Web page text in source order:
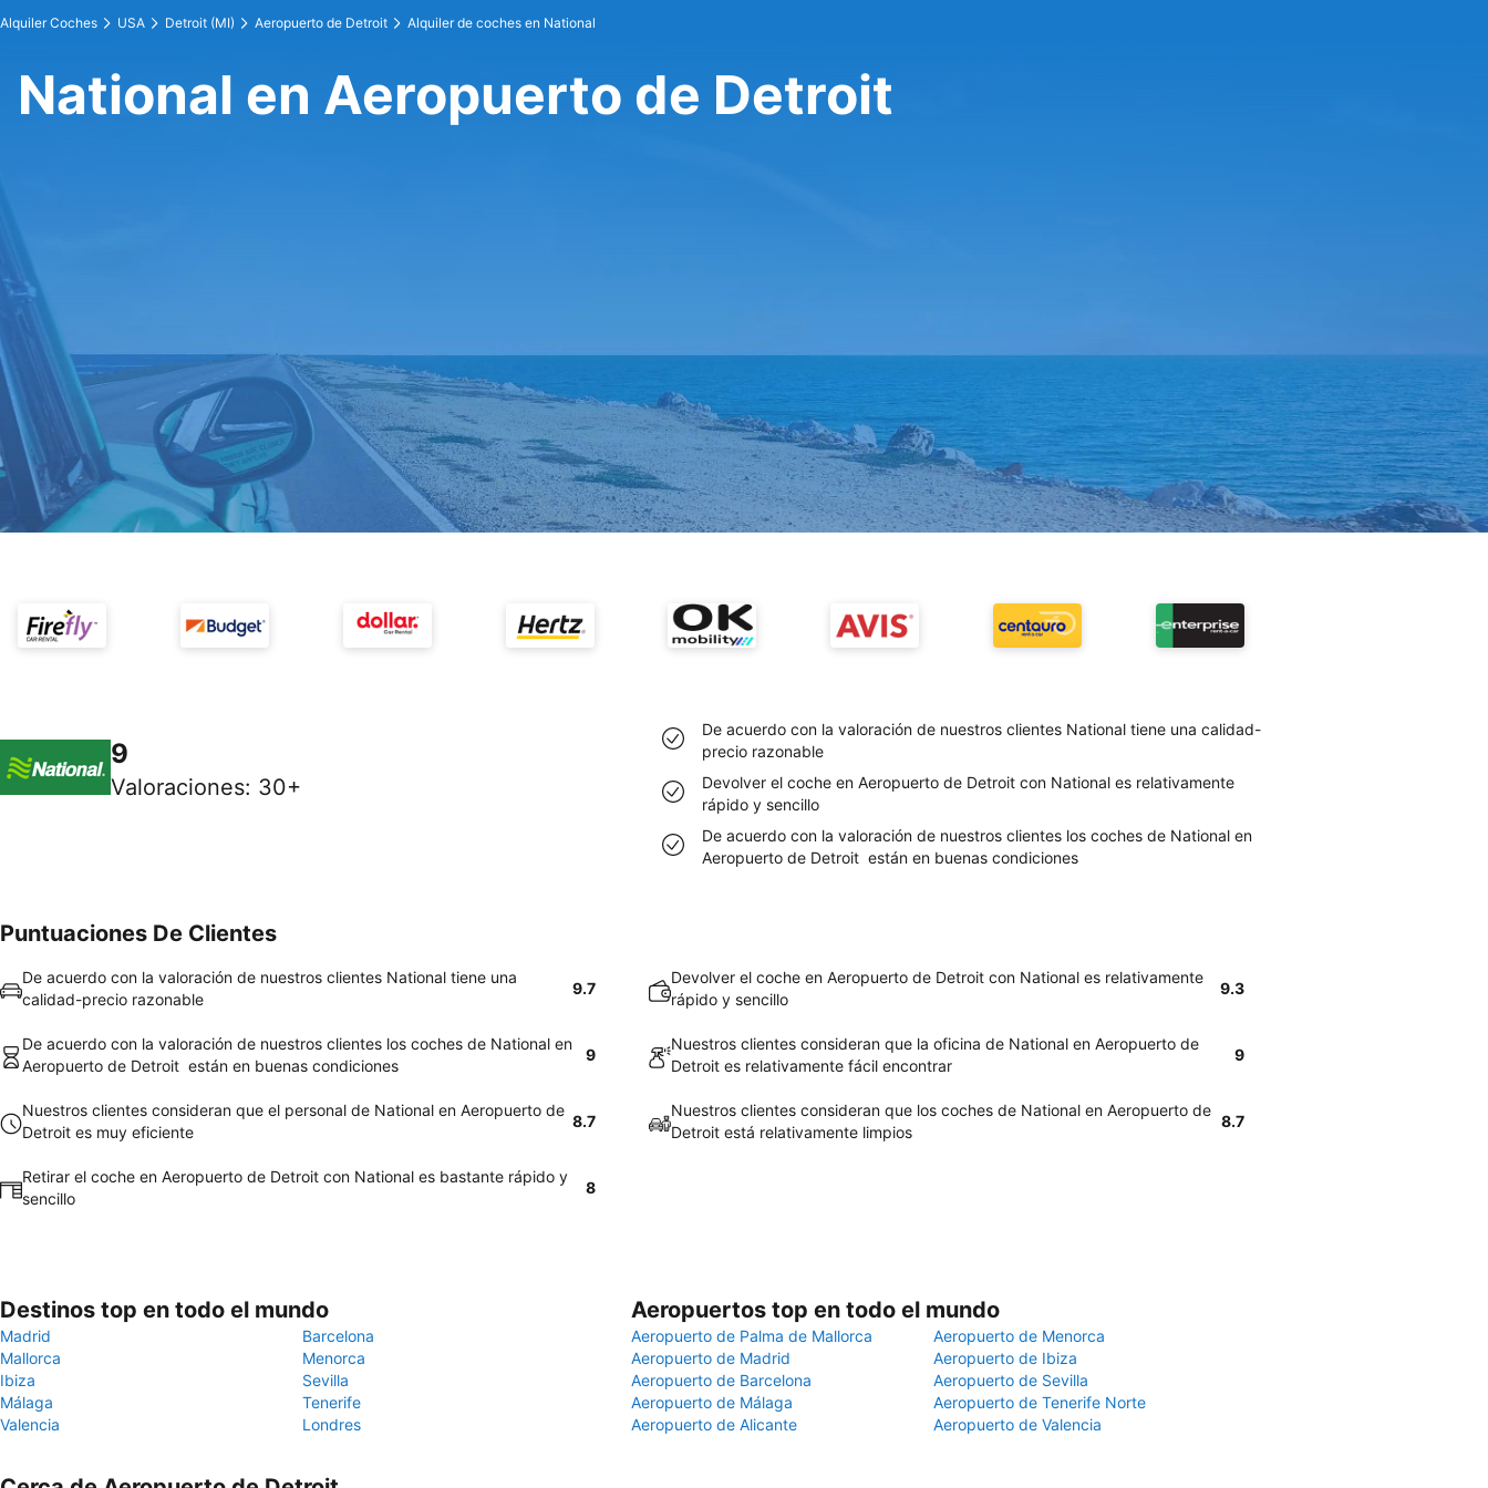
Alquiler Coches USA Detroit (MI) Aeropuerto de Detroit Alquiler de coches en National
National en Aeropuerto de Detroit
9
Valoraciones: 30+
De acuerdo con la valoración de nuestros clientes National tiene una calidad-
precio razonable
Devolver el coche en Aeropuerto de Detroit con National es relativamente
rápido y sencillo
De acuerdo con la valoración de nuestros clientes los coches de National en
Aeropuerto de Detroit están en buenas condiciones
Puntuaciones De Clientes
De acuerdo con la valoración de nuestros clientes National tiene una
calidad-precio razonable
9.7
Devolver el coche en Aeropuerto de Detroit con National es relativamente
rápido y sencillo
9.3
De acuerdo con la valoración de nuestros clientes los coches de National en
Aeropuerto de Detroit están en buenas condiciones
9
Nuestros clientes consideran que la oficina de National en Aeropuerto de
Detroit es relativamente fácil encontrar
9
Nuestros clientes consideran que el personal de National en Aeropuerto de
Detroit es muy eficiente
8.7
Nuestros clientes consideran que los coches de National en Aeropuerto de
Detroit está relativamente limpios
8.7
Retirar el coche en Aeropuerto de Detroit con National es bastante rápido y
sencillo
8
Destinos top en todo el mundo
Madrid
Barcelona
Mallorca
Menorca
Ibiza
Sevilla
Málaga
Tenerife
Valencia
Londres
Aeropuertos top en todo el mundo
Aeropuerto de Palma de Mallorca
Aeropuerto de Menorca
Aeropuerto de Madrid
Aeropuerto de Ibiza
Aeropuerto de Barcelona
Aeropuerto de Sevilla
Aeropuerto de Málaga
Aeropuerto de Tenerife Norte
Aeropuerto de Alicante
Aeropuerto de Valencia